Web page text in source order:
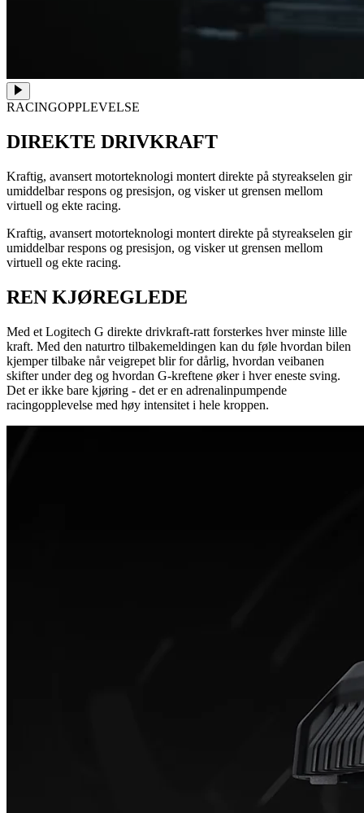
RACINGOPPLEVELSE
DIREKTE DRIVKRAFT
Kraftig, avansert motorteknologi montert direkte på styreakselen gir
umiddelbar respons og presisjon, og visker ut grensen mellom
virtuell og ekte racing.
Kraftig, avansert motorteknologi montert direkte på styreakselen gir
umiddelbar respons og presisjon, og visker ut grensen mellom
virtuell og ekte racing.
REN KJØREGLEDE
Med et Logitech G direkte drivkraft-ratt forsterkes hver minste lille
kraft. Med den naturtro tilbakemeldingen kan du føle hvordan bilen
kjemper tilbake når veigrepet blir for dårlig, hvordan veibanen
skifter under deg og hvordan G-kreftene øker i hver eneste sving.
Det er ikke bare kjøring - det er en adrenalinpumpende
racingopplevelse med høy intensitet i hele kroppen.